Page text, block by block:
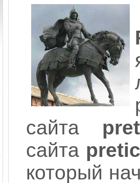
сайта
сайта
который